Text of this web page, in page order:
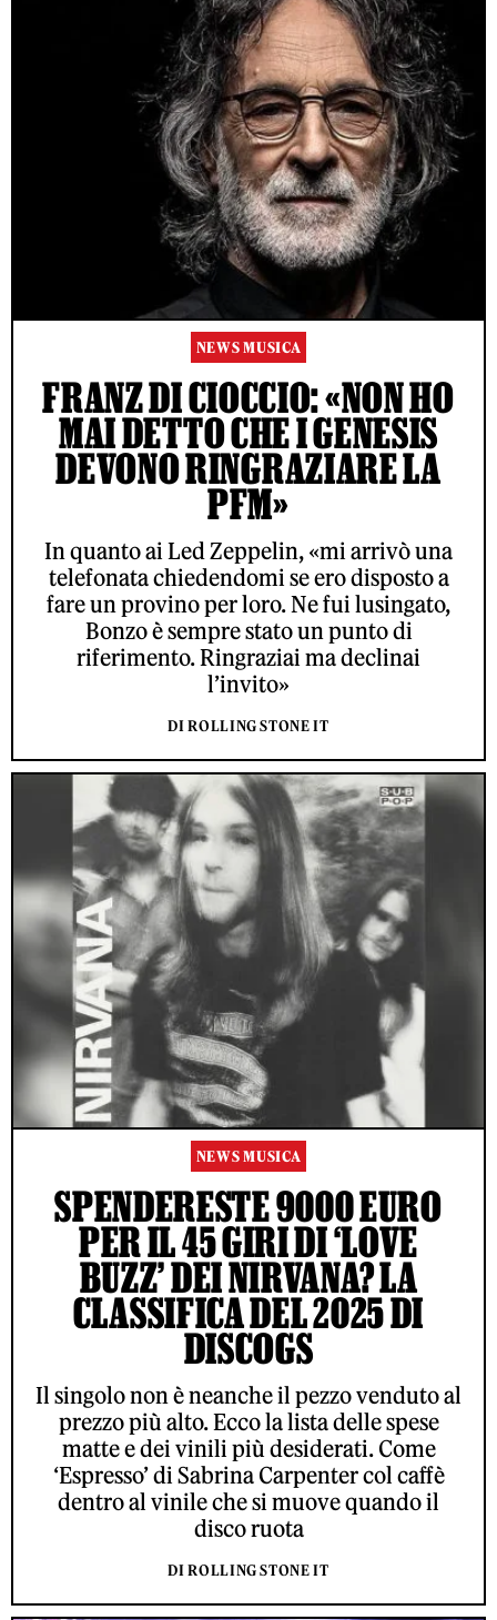
NEWS MUSICA
FRANZ DI CIOCCIO: «NON HO
MAI DETTO CHE I GENESIS
DEVONO RINGRAZIARE LA
PFM»
In quanto ai Led Zeppelin, «mi arrivò una
telefonata chiedendomi se ero disposto a
fare un provino per loro. Ne fui lusingato,
Bonzo è sempre stato un punto di
riferimento. Ringraziai ma declinai
l’invito»
DI ROLLING STONE IT
NEWS MUSICA
SPENDERESTE 9000 EURO
PER IL 45 GIRI DI ‘LOVE
BUZZ’ DEI NIRVANA? LA
CLASSIFICA DEL 2025 DI
DISCOGS
Il singolo non è neanche il pezzo venduto al
prezzo più alto. Ecco la lista delle spese
matte e dei vinili più desiderati. Come
‘Espresso’ di Sabrina Carpenter col caffè
dentro al vinile che si muove quando il
disco ruota
DI ROLLING STONE IT